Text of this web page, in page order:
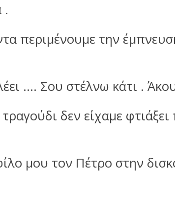
.
περιμένουμε την
…. Σου στέλνω κάτι .
δεν είχαμε φτιάξει
μου τον Πέτρο στην